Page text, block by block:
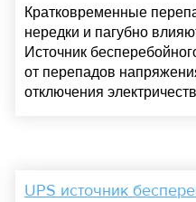
Кратковременные
нередки и пагубно
Источник
от перепадов
отключения
UPS источник